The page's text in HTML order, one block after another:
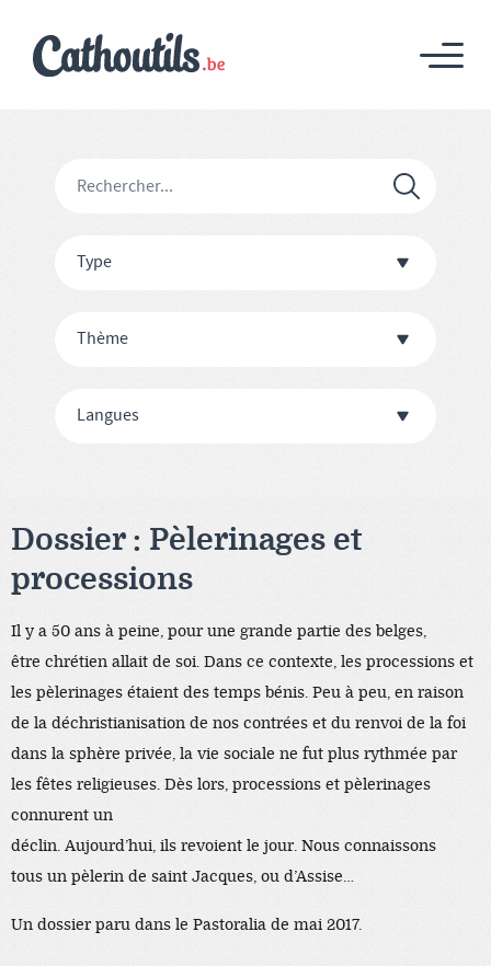
Type
Thème
Langues
Dossier : Pèlerinages et
processions
Il y a 50 ans à peine, pour une grande partie des belges,
être chrétien allait de soi. Dans ce contexte, les processions et
les pèlerinages étaient des temps bénis. Peu à peu, en raison
de la déchristianisation de nos contrées et du renvoi de la foi
dans la sphère privée, la vie sociale ne fut plus rythmée par
les fêtes religieuses. Dès lors, processions et pèlerinages
connurent un
déclin. Aujourd’hui, ils revoient le jour. Nous connaissons
tous un pèlerin de saint Jacques, ou d’Assise…
Un dossier paru dans le Pastoralia de mai 2017.